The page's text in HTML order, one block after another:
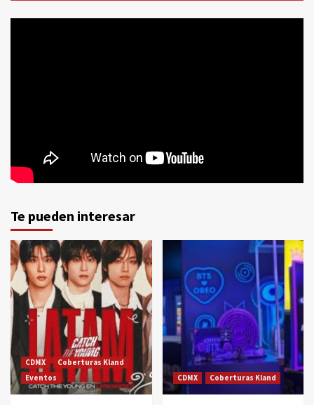
Te pueden interesar
CDMX
Coberturas Kland
Eventos
CDMX Coberturas Kland